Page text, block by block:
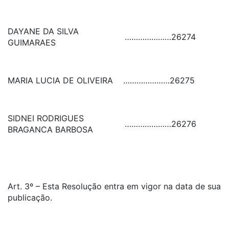
DAYANE DA SILVA
GUIMARAES
…………………26274
MARIA LUCIA DE OLIVEIRA …………………26275
SIDNEI RODRIGUES
BRAGANCA BARBOSA
…………………26276
Art. 3º – Esta Resolução entra em vigor na data de sua
publicação.